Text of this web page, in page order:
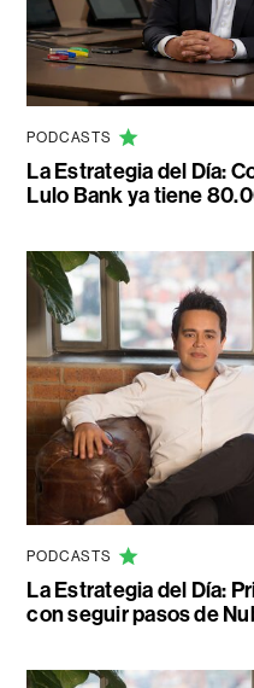
PODCASTS
La Estrategia del Día:
Lulo Bank ya tiene
PODCASTS
La Estrategia del Día:
con seguir pasos de